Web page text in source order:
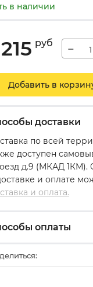
в наличии
руб −
Добавить в
доставки
по всей
доступен
д.9 (МКАД 1КМ).
и оплате
и оплата.
оплаты